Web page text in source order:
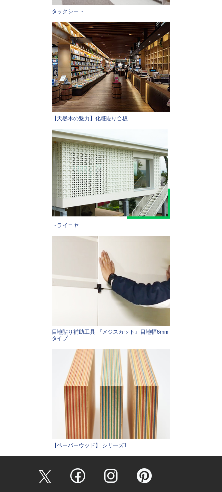
タックシート
【天然木の魅力】化粧貼り合板
トライコヤ
目地貼り補助工具 『メジスカット』目地幅6mm
タイプ
【ペーパーウッド】 シリーズ1